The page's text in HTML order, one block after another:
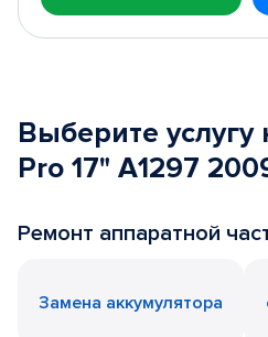
Выберите услугу
Pro 17" A1297
Ремонт аппаратной
Замена аккумулятора